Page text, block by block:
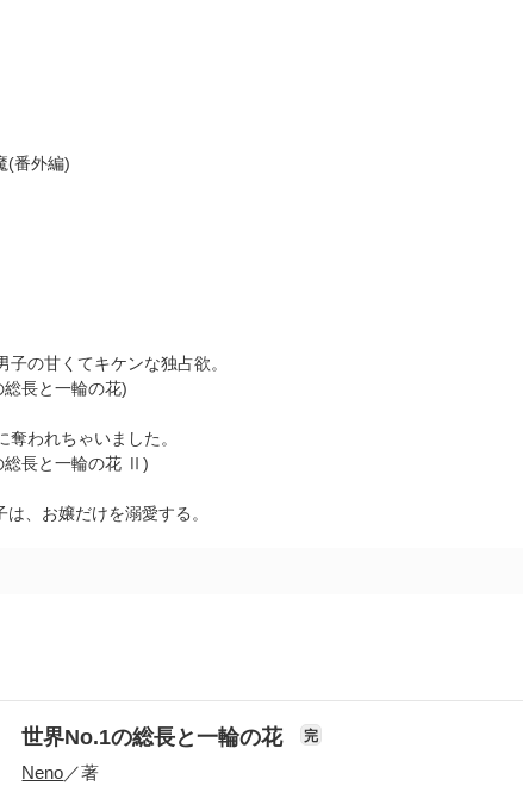
(番外編)
子の甘くてキケンな独占欲。
長と一輪の花)
奪われちゃいました。
総長と一輪の花 Ⅱ)
は、お嬢だけを溺愛する。
世界No.1の総長と一輪の花 完
Neno／著